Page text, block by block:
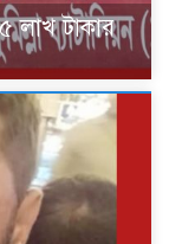
লাখ টাকার